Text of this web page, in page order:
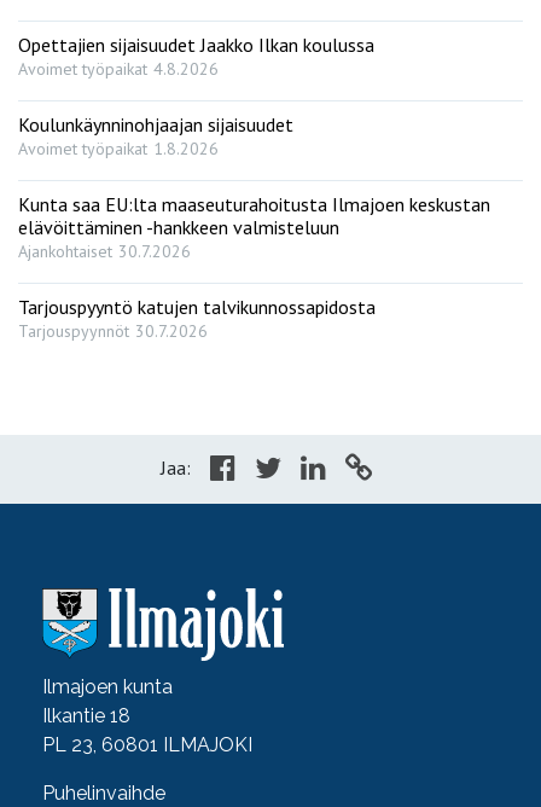
Opettajien sijaisuudet Jaakko Ilkan koulussa
Avoimet työpaikat 4.8.2026
Koulunkäynninohjaajan sijaisuudet
Avoimet työpaikat 1.8.2026
Kunta saa EU:lta maaseuturahoitusta Ilmajoen keskustan
elävöittäminen -hankkeen valmisteluun
Ajankohtaiset 30.7.2026
Tarjouspyyntö katujen talvikunnossapidosta
Tarjouspyynnöt 30.7.2026
Jaa:
Ilmajoen kunta
Ilkantie 18
PL 23, 60801 ILMAJOKI
Puhelinvaihde